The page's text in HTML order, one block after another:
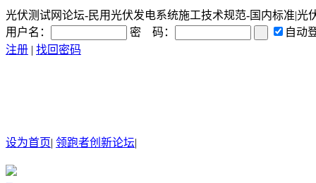
光伏测试网论坛-民用光伏发电系统施工技术规范-国内标准|光
用户名：
密 码：
自动
注册 | 找回密码
设为首页| 领跑者创新论坛|